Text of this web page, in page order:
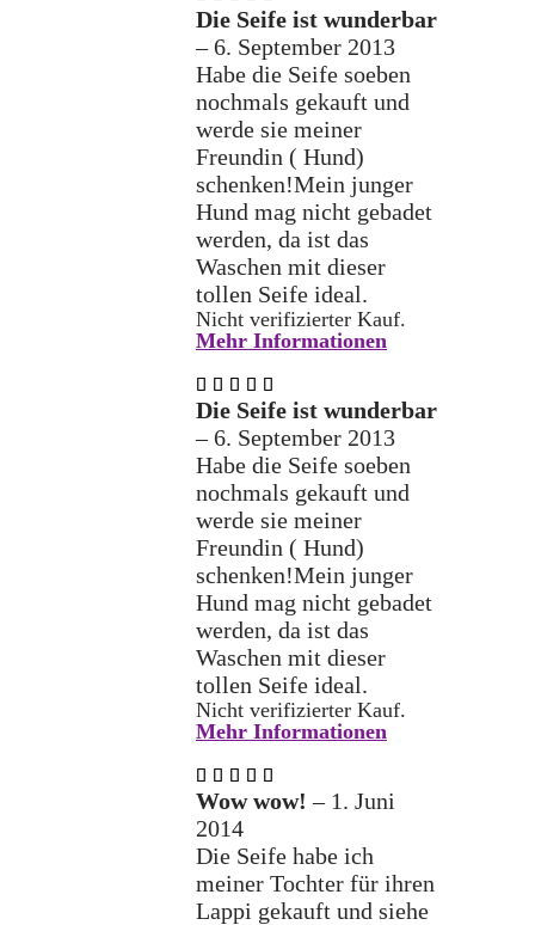
mit 5
von 5
Die Seife ist wunderbar
– 6. September 2013
Habe die Seife soeben
nochmals gekauft und
werde sie meiner
Freundin ( Hund)
schenken!Mein junger
Hund mag nicht gebadet
werden, da ist das
Waschen mit dieser
tollen Seife ideal.
Nicht verifizierter Kauf.
Mehr Informationen
mit 5
von 5
Die Seife ist wunderbar
– 6. September 2013
Habe die Seife soeben
nochmals gekauft und
werde sie meiner
Freundin ( Hund)
schenken!Mein junger
Hund mag nicht gebadet
werden, da ist das
Waschen mit dieser
tollen Seife ideal.
Nicht verifizierter Kauf.
Mehr Informationen
mit
von 5
Wow wow!– 1. Juni
2014
Die Seife habe ich
meiner Tochter für ihren
Lappi gekauft und siehe